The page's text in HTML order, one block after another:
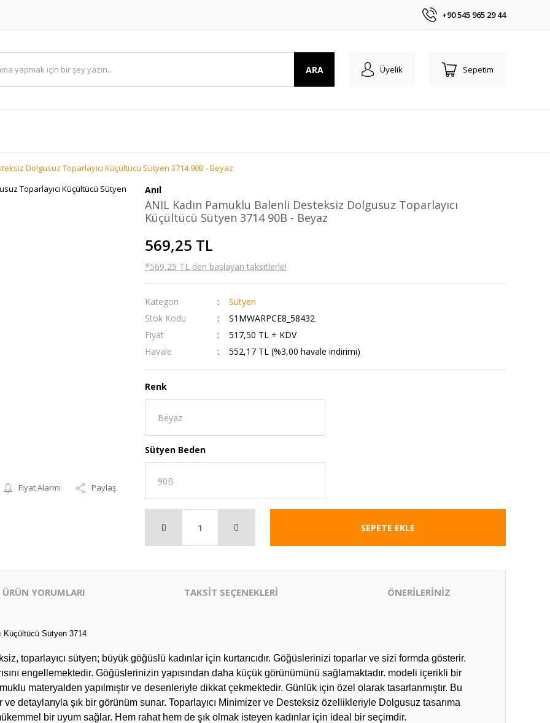
+90 545 965 29 44
ARA Üyelik Sepetim
Dolgusuz Toparlayıcı Küçültücü Sütyen 3714 90B - Beyaz
Fiyat Alarmı Paylaş
Anıl
ANIL Kadın Pamuklu Balenli Desteksiz Dolgusuz Toparlayıcı
Küçültücü Sütyen 3714 90B - Beyaz
569,25 TL
*569,25 TL den başlayan taksitlerle!
Kategori
Sütyen
Stok Kodu
S1MWARPCE8_58432
Fiyat
517,50 TL + KDV
Havale
552,17 TL (%3,00 havale indirimi)
Renk
Sütyen Beden
SEPETE EKLE
ÜRÜN YORUMLARI TAKSİT SEÇENEKLERİ ÖNERİLERİNİZ
Küçültücü Sütyen 3714
toparlayıcı sütyen; büyük göğüslü kadınlar için kurtarıcıdır. Göğüslerinizi toparlar ve sizi formda gösterir.
engellemektedir. Göğüslerinizin yapısından daha küçük görünümünü sağlamaktadır. modeli içerikli bir
materyalden yapılmıştır ve desenleriyle dikkat çekmektedir. Günlük için özel olarak tasarlanmıştır. Bu
detaylarıyla şık bir görünüm sunar. Toparlayıcı Minimizer ve Desteksiz özellikleriyle Dolgusuz tasarıma
bir uyum sağlar. Hem rahat hem de şık olmak isteyen kadınlar için ideal bir seçimdir.